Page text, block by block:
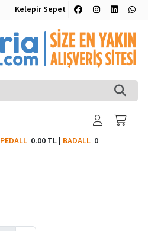
Kelepir Sepet
PEDALL 0.00 TL| BADALL0